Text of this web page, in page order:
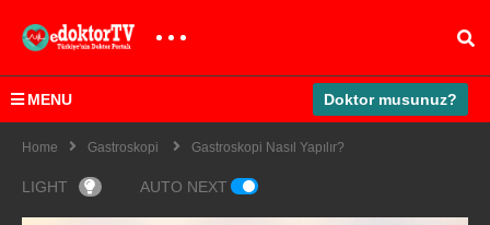
MENU Doktor musunuz?
Home Gastroskopi Gastroskopi Nasıl Yapılır?
LIGHT AUTO NEXT